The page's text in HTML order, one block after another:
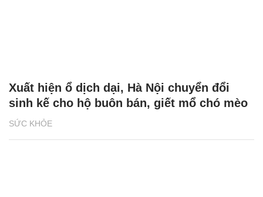
SỨC KHỎE
Xuất hiện ổ dịch dại, Hà Nội chuyển đổi
sinh kế cho hộ buôn bán, giết mổ chó mèo